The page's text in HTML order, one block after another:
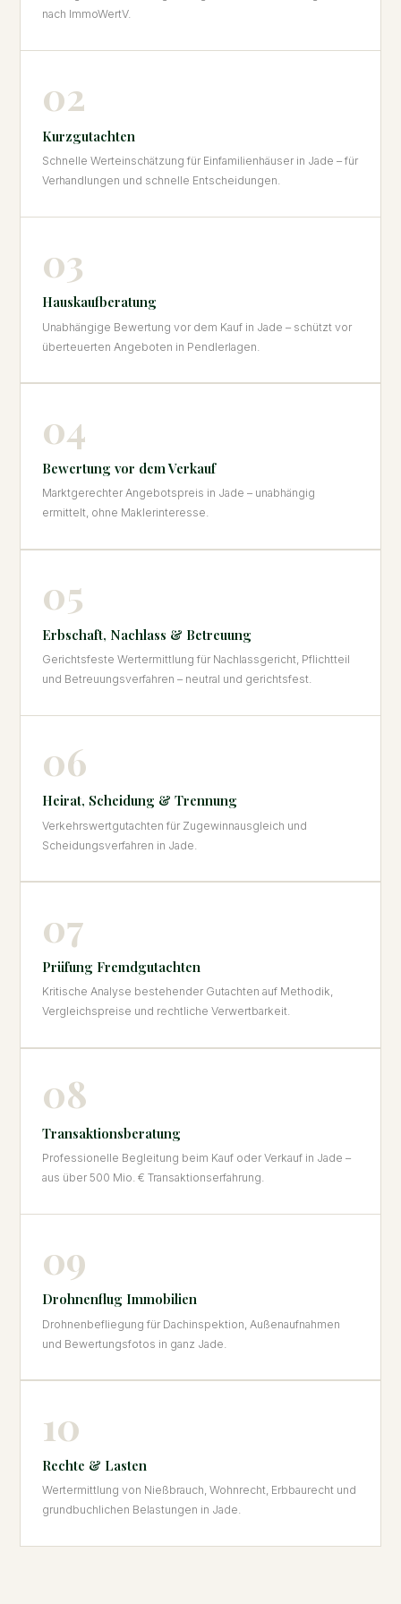
nach ImmoWertV.
02
Kurzgutachten
Schnelle Werteinschätzung für Einfamilienhäuser in Jade – für
Verhandlungen und schnelle Entscheidungen.
03
Hauskaufberatung
Unabhängige Bewertung vor dem Kauf in Jade – schützt vor
überteuerten Angeboten in Pendlerlagen.
04
Bewertung vor dem Verkauf
Marktgerechter Angebotspreis in Jade – unabhängig
ermittelt, ohne Maklerinteresse.
05
Erbschaft, Nachlass & Betreuung
Gerichtsfeste Wertermittlung für Nachlassgericht, Pflichtteil
und Betreuungsverfahren – neutral und gerichtsfest.
06
Heirat, Scheidung & Trennung
Verkehrswertgutachten für Zugewinnausgleich und
Scheidungsverfahren in Jade.
07
Prüfung Fremdgutachten
Kritische Analyse bestehender Gutachten auf Methodik,
Vergleichspreise und rechtliche Verwertbarkeit.
08
Transaktionsberatung
Professionelle Begleitung beim Kauf oder Verkauf in Jade –
aus über 500 Mio. € Transaktionserfahrung.
09
Drohnenflug Immobilien
Drohnenbefliegung für Dachinspektion, Außenaufnahmen
und Bewertungsfotos in ganz Jade.
10
Rechte & Lasten
Wertermittlung von Nießbrauch, Wohnrecht, Erbbaurecht und
grundbuchlichen Belastungen in Jade.